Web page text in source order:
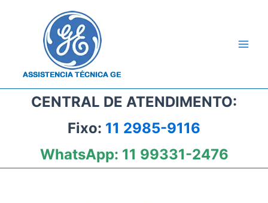
CENTRAL DE ATENDIMENTO:
Fixo: 11 2985-9116
WhatsApp: 11 99331-2476